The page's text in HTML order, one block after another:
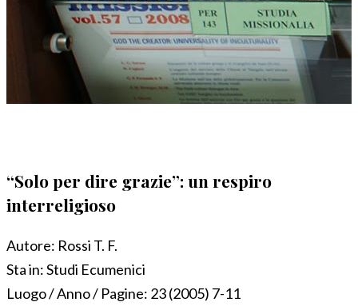
“Solo per dire grazie”: un respiro
interreligioso
Autore: Rossi T. F.
Sta in:Studi Ecumenici
Luogo / Anno / Pagine: 23 (2005) 7-11